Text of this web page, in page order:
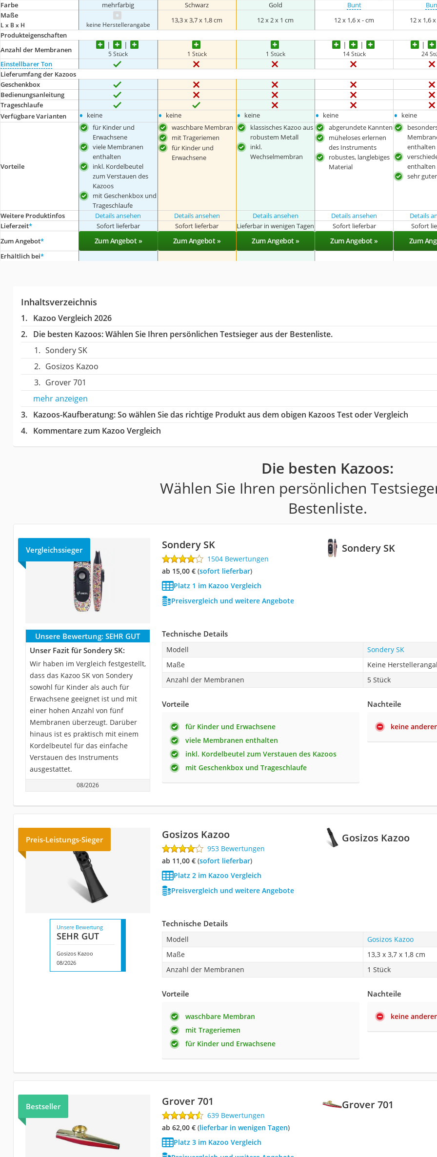
Farbe mehrfarbig Schwarz Gold Bunt
Maße
L x B x H keine Herstellerangabe 13,3 x 3,7 x 1,8 cm 12 x 2 x 1 cm 12 x 1,6 x - cm
12 x 1,6
Produkteigenschaften
Anzahl der Membranen
5 Stück 1 Stück 1 Stück 14 Stück 24
Einstellbarer Ton
Lieferumfang der Kazoos
Geschenkbox
Bedienungsanleitung
Trageschlaufe
Verfügbare Varianten
• keine • keine • keine • keine • keine
Vorteile
für Kinder und
Erwachsene
viele Membranen
enthalten
inkl. Kordelbeutel
zum Verstauen des
Kazoos
mit Geschenkbox und
Trageschlaufe
waschbare Membran
mit Trageriemen
für Kinder und
Erwachsene
klassisches Kazoo aus
robustem Metall
inkl.
Wechselmembran
abgerundete Kannten
müheloses erlernen
des Instruments
robustes, langlebiges
Material
enthalten
enthalten
sehr
Weitere Produktinfos Details ansehen Details ansehen Details ansehen Details ansehen
Details
Lieferzeit* Sofort lieferbar Sofort lieferbar Lieferbar in wenigen Tagen Sofort lieferbar
Sofort
Zum Angebot* Zum Angebot » Zum Angebot » Zum Angebot » Zum Angebot » Zum
Erhältlich bei*
Inhaltsverzeichnis
Kazoo Vergleich 2026
Die besten Kazoos:Wählen Sie Ihren persönlichen Testsieger aus der Bestenliste.
Sondery SK
Gosizos Kazoo
Grover 701
mehr anzeigen
Kazoos-Kaufberatung: So wählen Sie das richtige Produkt aus dem obigen Kazoos Test oder Vergleich
Kommentare zum Kazoo Vergleich
Die besten Kazoos:
Wählen Sie Ihren persönlichen
Bestenliste.
Sondery SK
Vergleichssieger Sondery SK
1504 Bewertungen
ab 15,00 €( Sofort lieferbar)
Platz 1 im Kazoo Vergleich
Preisvergleich und weitere Angebote
Unsere Bewertung: SEHR GUT
Unser Fazit für Sondery SK:
Wir haben im Vergleich festgestellt,
dass das Kazoo SK von Sondery
sowohl für Kinder als auch für
Erwachsene geeignet ist und mit
einer hohen Anzahl von fünf
Membranen überzeugt. Darüber
hinaus ist es praktisch mit einem
Kordelbeutel für das einfache
Verstauen des Instruments
ausgestattet.
08/2026
Technische Details
Modell
Sondery SK
Maße
Keine
Anzahl der Membranen
5 Stück
Vorteile
für Kinder und Erwachsene
viele Membranen enthalten
inkl. Kordelbeutel zum Verstauen des Kazoos
mit Geschenkbox und Trageschlaufe
Nachteile
keine
Gosizos Kazoo
Preis-Leistungs-Sieger Gosizos Kazoo
953 Bewertungen
ab 11,00 €( Sofort lieferbar)
Platz 2 im Kazoo Vergleich
Preisvergleich und weitere Angebote
Unsere Bewertung
SEHR GUT
Gosizos Kazoo
08/2026
Technische Details
Modell
Gosizos Kazoo
Maße
13,3 x 3,7 x 1,8 cm
Anzahl der Membranen
1 Stück
Vorteile
waschbare Membran
mit Trageriemen
für Kinder und Erwachsene
Nachteile
keine
Grover 701
Bestseller Grover 701
639 Bewertungen
ab 62,00 €( Lieferbar in wenigen Tagen)
Platz 3 im Kazoo Vergleich